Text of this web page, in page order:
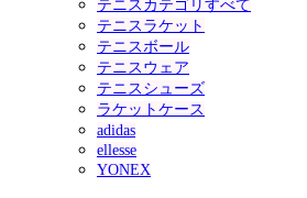
テニスカテゴリすべて
テニスラケット
テニスボール
テニスウェア
テニスシューズ
ラケットケース
adidas
ellesse
YONEX